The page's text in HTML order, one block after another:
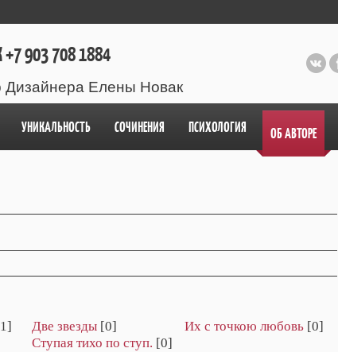
903 708 1884
Дизайнера Елены Новак
УНИКАЛЬНОСТЬ СОЧИНЕНИЯ ПСИХОЛОГИЯ ОБ АВТОРЕ
Две звезды [0] Их с точкою любовь [0]
Ступая тихо по ступ. [0]